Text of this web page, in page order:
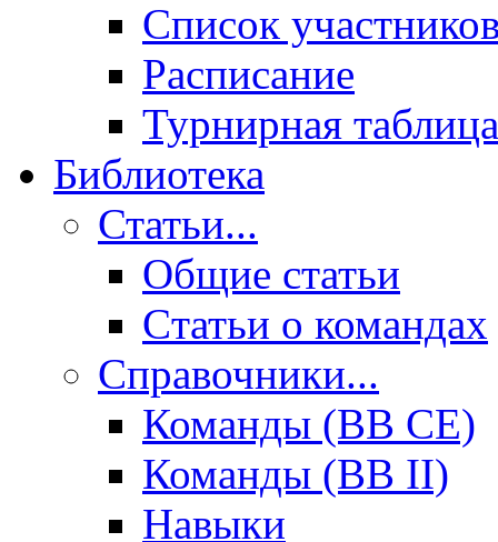
Список
Расписание
Турнирная таблица
Библиотека
Статьи...
Общие статьи
Cтатьи о командах
Справочники...
Команды (BB CE)
Команды (BB II)
Навыки